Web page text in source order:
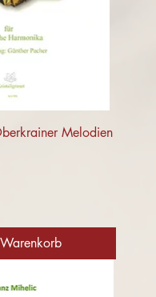
Melodien